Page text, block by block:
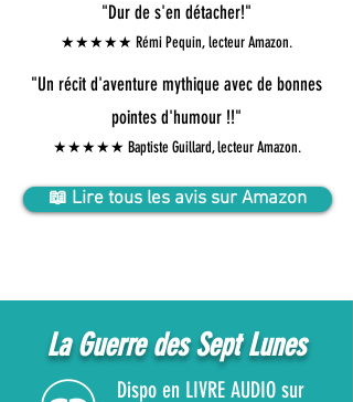
"Dur de s'en détacher!"
★★★★★ Rémi Pequin, lecteur Amazon.
"Un récit d'aventure mythique avec de bonnes
pointes d'humour !!"
★★★★★ Baptiste Guillard, lecteur Amazon.
📖 Lire tous les avis sur Amazon
La Guerre des Sept Lunes
Dispo en LIVRE AUDIO sur